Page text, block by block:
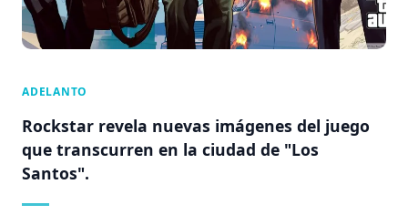
ADELANTO
Rockstar revela nuevas imágenes del juego
que transcurren en la ciudad de "Los
Santos".